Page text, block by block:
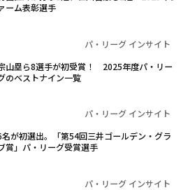
ーム表彰選手
パ・リーグ インサイト
山塁ら8選手が初受賞！ 2025年度パ・リー
のベストナイン一覧
パ・リーグ インサイト
名が初選出。「第54回三井ゴールデン・グラ
賞」パ・リーグ受賞選手
パ・リーグ インサイト